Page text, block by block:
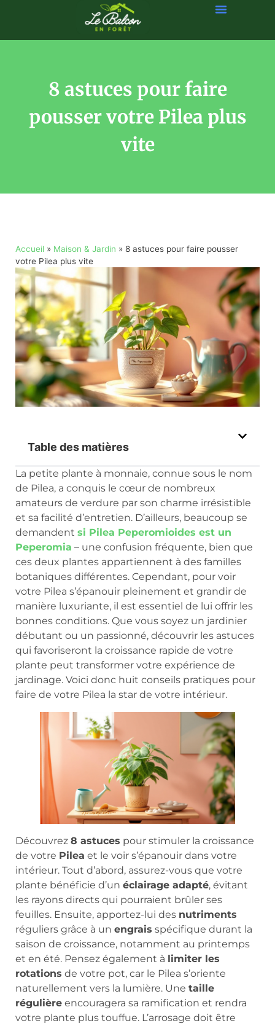
8 astuces pour faire
pousser votre Pilea plus
vite
Accueil » Maison & Jardin » 8 astuces pour faire pousser
votre Pilea plus vite
Table des matières
La petite plante à monnaie, connue sous le nom
de Pilea, a conquis le cœur de nombreux
amateurs de verdure par son charme irrésistible
et sa facilité d’entretien. D’ailleurs, beaucoup se
demandent si Pilea Peperomioides est un
Peperomia – une confusion fréquente, bien que
ces deux plantes appartiennent à des familles
botaniques différentes. Cependant, pour voir
votre Pilea s’épanouir pleinement et grandir de
manière luxuriante, il est essentiel de lui offrir les
bonnes conditions. Que vous soyez un jardinier
débutant ou un passionné, découvrir les astuces
qui favoriseront la croissance rapide de votre
plante peut transformer votre expérience de
jardinage. Voici donc huit conseils pratiques pour
faire de votre Pilea la star de votre intérieur.
Découvrez 8 astuces pour stimuler la croissance
de votre Pilea et le voir s’épanouir dans votre
intérieur. Tout d’abord, assurez-vous que votre
plante bénéficie d’un éclairage adapté, évitant
les rayons directs qui pourraient brûler ses
feuilles. Ensuite, apportez-lui des nutriments
réguliers grâce à un engrais spécifique durant la
saison de croissance, notamment au printemps
et en été. Pensez également à limiter les
rotations de votre pot, car le Pilea s’oriente
naturellement vers la lumière. Une taille
régulière encouragera sa ramification et rendra
votre plante plus touffue. L’arrosage doit être